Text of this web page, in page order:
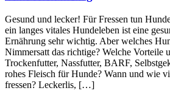
Gesund und lecker! Für Fressen tun
ein langes vitales Hundeleben ist eine
Ernährung sehr wichtig. Aber welches
Nimmersatt das richtige? Welche Vorteile
Trockenfutter, Nassfutter, BARF,
rohes Fleisch für Hunde? Wann und wie
fressen? Leckerlis, […]